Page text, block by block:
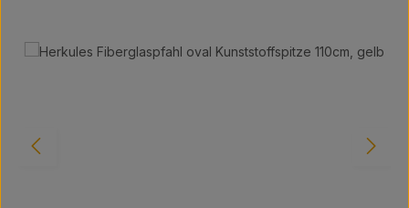
Bildergalerie überspringen